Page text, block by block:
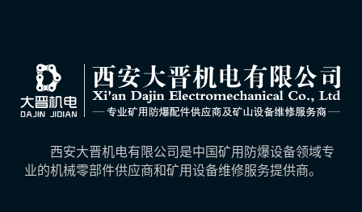
西安大晋机电有限公司是中国矿用防爆设备领域专
业的机械零部件供应商和矿用设备维修服务提供商。